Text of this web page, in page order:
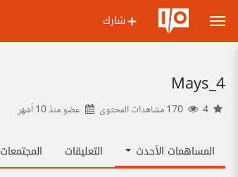
شارك
Mays_4
عضو منذ10 أشهر
المساهمات الأحدث التعليقات المجتمعات